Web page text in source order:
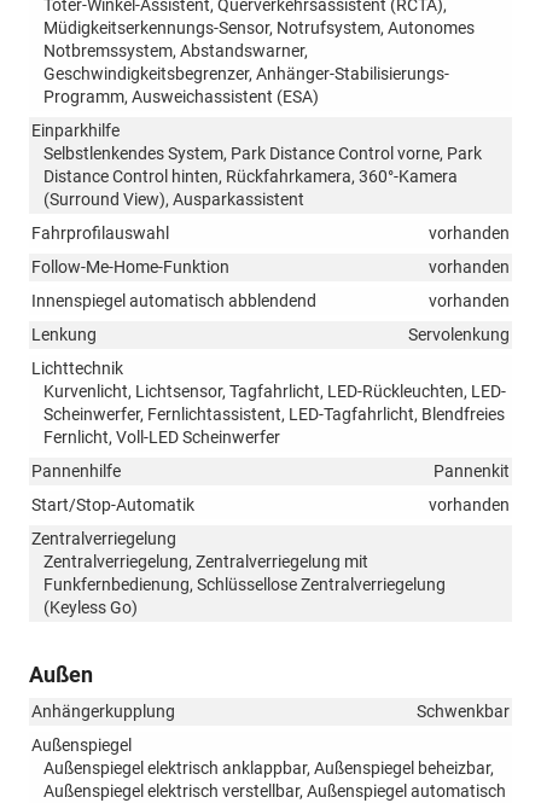
Toter-Winkel-Assistent, Querverkehrsassistent (RCTA),
Müdigkeitserkennungs-Sensor, Notrufsystem, Autonomes
Notbremssystem, Abstandswarner,
Geschwindigkeitsbegrenzer, Anhänger-Stabilisierungs-
Programm, Ausweichassistent (ESA)
Einparkhilfe
Selbstlenkendes System, Park Distance Control vorne, Park
Distance Control hinten, Rückfahrkamera, 360°-Kamera
(Surround View), Ausparkassistent
Fahrprofilauswahl
vorhanden
Follow-Me-Home-Funktion
vorhanden
Innenspiegel automatisch abblendend
vorhanden
Lenkung
Servolenkung
Lichttechnik
Kurvenlicht, Lichtsensor, Tagfahrlicht, LED-Rückleuchten, LED-
Scheinwerfer, Fernlichtassistent, LED-Tagfahrlicht, Blendfreies
Fernlicht, Voll-LED Scheinwerfer
Pannenhilfe
Pannenkit
Start/Stop-Automatik
vorhanden
Zentralverriegelung
Zentralverriegelung, Zentralverriegelung mit
Funkfernbedienung, Schlüssellose Zentralverriegelung
(Keyless Go)
Außen
Anhängerkupplung
Schwenkbar
Außenspiegel
Außenspiegel elektrisch anklappbar, Außenspiegel beheizbar,
Außenspiegel elektrisch verstellbar, Außenspiegel automatisch